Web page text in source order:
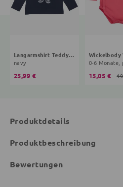
Langarmshirt Teddybär
navy
25,99 €
Wickelbody
0-6 Monate,
15,05 €
Produktdetails
Produktbeschreibung
Bewertungen